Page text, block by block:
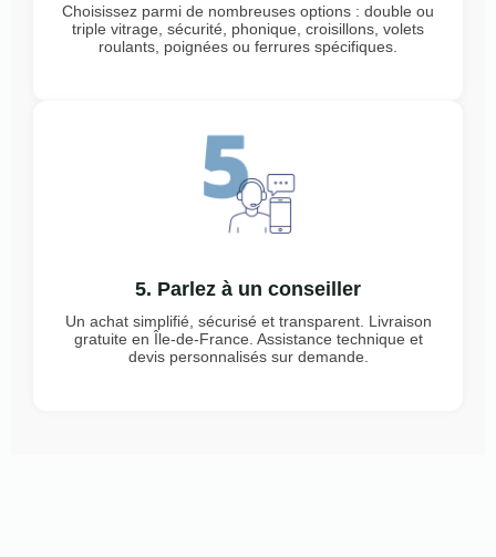
Choisissez parmi de nombreuses options : double ou
triple vitrage, sécurité, phonique, croisillons, volets
roulants, poignées ou ferrures spécifiques.
5. Parlez à un conseiller
Un achat simplifié, sécurisé et transparent. Livraison
gratuite en Île-de-France. Assistance technique et
devis personnalisés sur demande.